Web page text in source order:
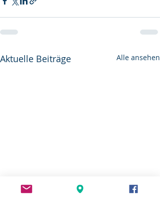
Aktuelle Beiträge Alle ansehen